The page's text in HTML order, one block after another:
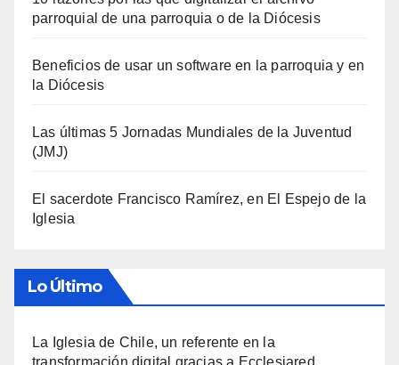
parroquial de una parroquia o de la Diócesis
Beneficios de usar un software en la parroquia y en
la Diócesis
Las últimas 5 Jornadas Mundiales de la Juventud
(JMJ)
El sacerdote Francisco Ramírez, en El Espejo de la
Iglesia
Lo Último
La Iglesia de Chile, un referente en la
transformación digital gracias a Ecclesiared